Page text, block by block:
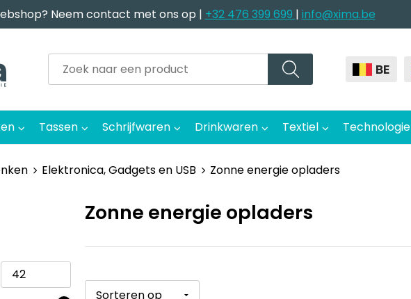
Neem contact met ons op | +32 476 399 699 | info@xima.be
BE
Tassen Schrijfwaren Drinkwaren Textiel Technologie
Elektronica, Gadgets en USB
Zonne energie opladers
Zonne energie opladers